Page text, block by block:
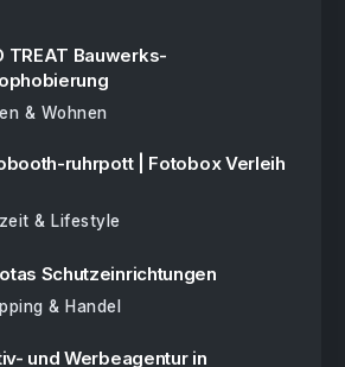
TREAT Bauwerks-
& Wohnen
ruhrpott | Fotobox Verleih
& Lifestyle
Schutzeinrichtungen
& Handel
und Werbeagentur in